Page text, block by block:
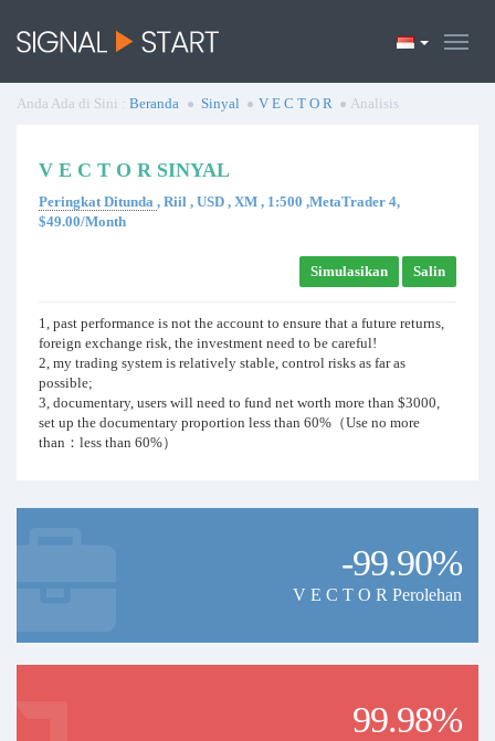
Anda Ada di Sini : Beranda Sinyal V E C T O R Analisis
V E C T O R SINYAL
Peringkat Ditunda , Riil , USD , XM , 1:500 ,MetaTrader 4,
$49.00/Month
Simulasikan Salin
1, past performance is not the account to ensure that a future returns,
foreign exchange risk, the investment need to be careful!
2, my trading system is relatively stable, control risks as far as
possible;
3, documentary, users will need to fund net worth more than $3000,
set up the documentary proportion less than 60%（Use no more
than：less than 60%）
-99.90%
V E C T O R Perolehan
99.98%